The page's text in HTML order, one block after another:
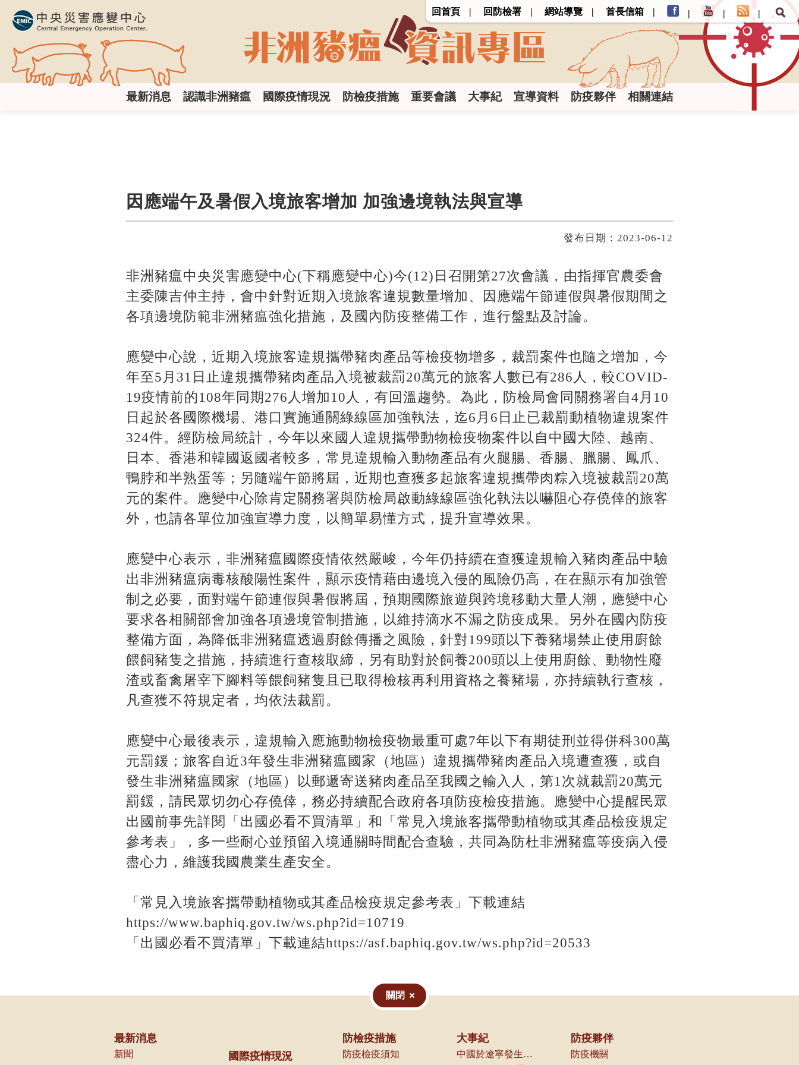
回首頁 回防檢署 網站導覽 首長信箱
最新消息 認識非洲豬瘟 國際疫情現況 防檢疫措施 重要會議 大事紀 宣導資料 防疫夥伴 相關連結
因應端午及暑假入境旅客增加 加強邊境執法與宣導
發布日期：2023-06-12
非洲豬瘟中央災害應變中心(下稱應變中心)今(12)日召開第27次會議，由指揮官農委會
主委陳吉仲主持，會中針對近期入境旅客違規數量增加、因應端午節連假與暑假期間之
各項邊境防範非洲豬瘟強化措施，及國內防疫整備工作，進行盤點及討論。
應變中心說，近期入境旅客違規攜帶豬肉產品等檢疫物增多，裁罰案件也隨之增加，今
年至5月31日止違規攜帶豬肉產品入境被裁罰20萬元的旅客人數已有286人，較COVID-
19疫情前的108年同期276人增加10人，有回溫趨勢。為此，防檢局會同關務署自4月10
日起於各國際機場、港口實施通關綠線區加強執法，迄6月6日止已裁罰動植物違規案件
324件。經防檢局統計，今年以來國人違規攜帶動物檢疫物案件以自中國大陸、越南、
日本、香港和韓國返國者較多，常見違規輸入動物產品有火腿腸、香腸、臘腸、鳳爪、
鴨脖和半熟蛋等；另隨端午節將屆，近期也查獲多起旅客違規攜帶肉粽入境被裁罰20萬
元的案件。應變中心除肯定關務署與防檢局啟動綠線區強化執法以嚇阻心存僥倖的旅客
外，也請各單位加強宣導力度，以簡單易懂方式，提升宣導效果。
應變中心表示，非洲豬瘟國際疫情依然嚴峻，今年仍持續在查獲違規輸入豬肉產品中驗
出非洲豬瘟病毒核酸陽性案件，顯示疫情藉由邊境入侵的風險仍高，在在顯示有加強管
制之必要，面對端午節連假與暑假將屆，預期國際旅遊與跨境移動大量人潮，應變中心
要求各相關部會加強各項邊境管制措施，以維持滴水不漏之防疫成果。另外在國內防疫
整備方面，為降低非洲豬瘟透過廚餘傳播之風險，針對199頭以下養豬場禁止使用廚餘
餵飼豬隻之措施，持續進行查核取締，另有助對於飼養200頭以上使用廚餘、動物性廢
渣或畜禽屠宰下腳料等餵飼豬隻且已取得檢核再利用資格之養豬場，亦持續執行查核，
凡查獲不符規定者，均依法裁罰。
應變中心最後表示，違規輸入應施動物檢疫物最重可處7年以下有期徒刑並得併科300萬
元罰鍰；旅客自近3年發生非洲豬瘟國家（地區）違規攜帶豬肉產品入境遭查獲，或自
發生非洲豬瘟國家（地區）以郵遞寄送豬肉產品至我國之輸入人，第1次就裁罰20萬元
罰鍰，請民眾切勿心存僥倖，務必持續配合政府各項防疫檢疫措施。應變中心提醒民眾
出國前事先詳閱「出國必看不買清單」和「常見入境旅客攜帶動植物或其產品檢疫規定
參考表」，多一些耐心並預留入境通關時間配合查驗，共同為防杜非洲豬瘟等疫病入侵
盡心力，維護我國農業生產安全。
「常見入境旅客攜帶動植物或其產品檢疫規定參考表」下載連結
https://www.baphiq.gov.tw/ws.php?id=10719
「出國必看不買清單」下載連結https://asf.baphiq.gov.tw/ws.php?id=20533
關閉
最新消息
新聞
國際疫情現況
防檢疫措施
防疫檢疫須知
大事紀
中國於遼寧發生第一起案例，本局立即通知動物防疫機關及產業團體
防疫夥伴
防疫機關